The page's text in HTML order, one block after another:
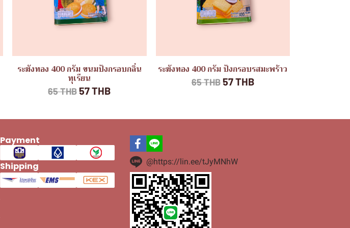
ระฆังทอง 400 กรัม ขนมปังกรอบกลิ่น
ทุเรียน
65 THB57 THB
ระฆังทอง 400 กรัม ปังกรอบรสมะพร้าว
65 THB57 THB
Payment
Shipping @https://lin.ee/tJyMNhW